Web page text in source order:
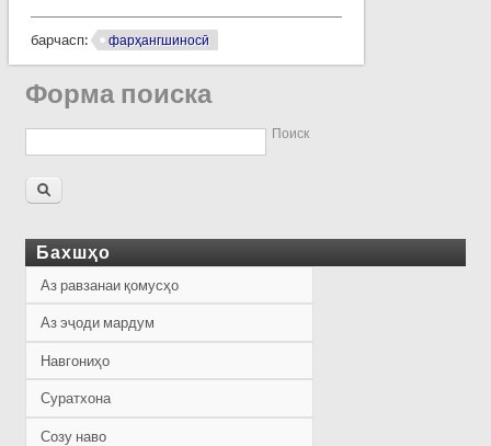
барчасп: фарҳангшиносӣ
Форма поиска
Поиск
Бахшҳо
Аз равзанаи қомусҳо
Аз эҷоди мардум
Навгониҳо
Суратхона
Созу наво